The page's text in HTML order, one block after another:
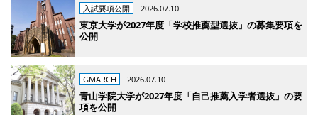
入試要項公開 2026.07.10
東京大学が2027年度「学校推薦型選抜」の募集要項を
公開
GMARCH 2026.07.10
青山学院大学が2027年度「自己推薦入学者選抜」の要
項を公開